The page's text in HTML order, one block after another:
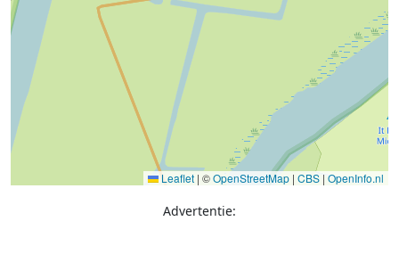
Leaflet | ©OpenStreetMap | CBS | OpenInfo.nl
Advertentie: